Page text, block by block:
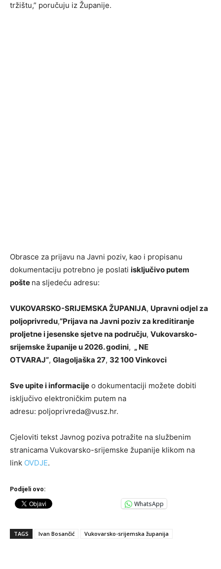
tržištu,” poručuju iz Županije.
Obrasce za prijavu na Javni poziv, kao i propisanu
dokumentaciju potrebno je poslati isključivo putem
pošte na sljedeću adresu:
VUKOVARSKO-SRIJEMSKA ŽUPANIJA, Upravni odjel za
poljoprivredu,”Prijava na Javni poziv za kreditiranje
proljetne i jesenske sjetve na području, Vukovarsko-
srijemske županije u 2026. godini, „ NE
OTVARAJ”, Glagoljaška 27, 32 100 Vinkovci
Sve upite i informacije o dokumentaciji možete dobiti
isključivo elektroničkim putem na
adresu: poljoprivreda@vusz.hr.
Cjeloviti tekst Javnog poziva potražite na službenim
stranicama Vukovarsko-srijemske županije klikom na
link OVDJE.
Podijeli ovo:
WhatsApp
TAGS Ivan Bosančić Vukovarsko-srijemska županija